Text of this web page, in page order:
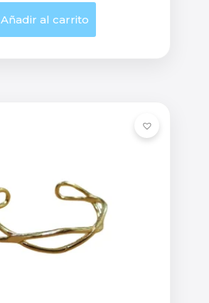
Añadir al carrito